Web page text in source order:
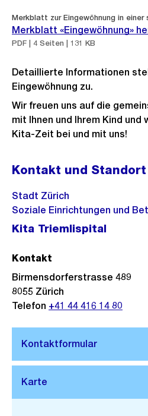
Merkblatt zur Eingewöhnung in
Merkblatt «Eingewöhnung»
PDF | 4 Seiten | 131 KB
Detaillierte Informationen
Eingewöhnung zu.
Wir freuen uns auf die
mit Ihnen und Ihrem Kind und
Kita-Zeit bei und mit uns!
Kontakt und Standort
Stadt Zürich
Soziale Einrichtungen und
Kita Triemlispital
Stadtplan 3D
Kontakt
Birmensdorferstrasse 489
8055 Zürich
Telefon +41 44 416 14 80